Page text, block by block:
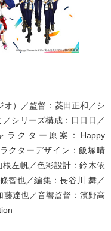
オ）／監督：菱田正和／シ
シリーズ構成：日日日／
クター原案：Happy
クターデザイン：飯塚晴
左帆／色彩設計：鈴木依
智也／編集：長谷川 舞／
達也／音響監督：濱野高